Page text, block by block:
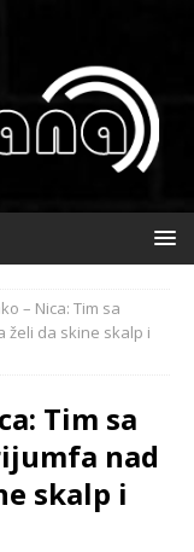
– Nica: Tim sa
želi da skine skalp i
Tim sa
nad
skalp i